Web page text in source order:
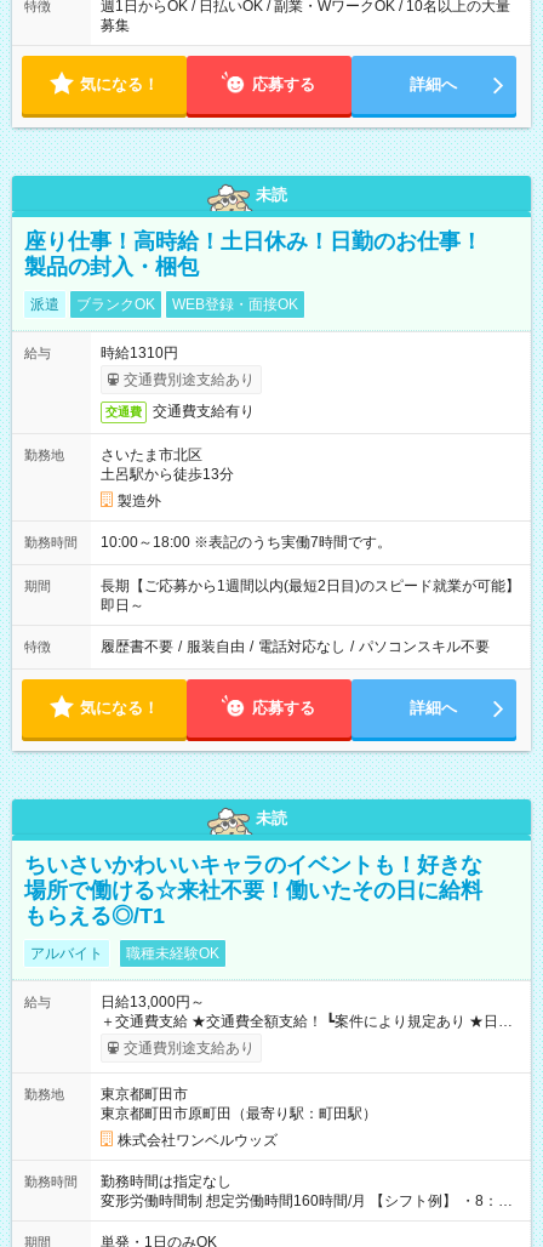
特徴
週1日からOK / 日払いOK / 副業・WワークOK / 10名以上の大量
募集
気になる！ 応募する 詳細へ
未読
座り仕事！高時給！土日休み！日勤のお仕事！
製品の封入・梱包
派遣 ブランクOK WEB登録・面接OK
給与
時給1310円
交通費別途支給あり
交通費 交通費支給有り
勤務地
さいたま市北区
土呂駅から徒歩13分
製造外
勤務時間 10:00～18:00 ※表記のうち実働7時間です。
期間
長期【ご応募から1週間以内(最短2日目)のスピード就業が可能】
即日～
特徴 履歴書不要 / 服装自由 / 電話対応なし / パソコンスキル不要
気になる！ 応募する 詳細へ
未読
ちいさいかわいいキャラのイベントも！好きな
場所で働ける☆来社不要！働いたその日に給料
もらえる◎/T1
アルバイト 職種未経験OK
給与
日給13,000円～
＋交通費支給 ★交通費全額支給！ ┗案件により規定あり ★日払
いOK！（規定あり） ┗働いたその日に現金GET♪ お仕事後はコ
ンビニATMから 日払い分を引き落とせます！ 【試用期間】試
交通費別途支給あり
勤務地
東京都町田市
東京都町田市原町田（最寄り駅：町田駅）
株式会社ワンベルウッズ
勤務時間
勤務時間は指定なし
変形労働時間制 想定労働時間160時間/月 【シフト例】 ・8：00
～21：00
期間 単発・1日のみOK